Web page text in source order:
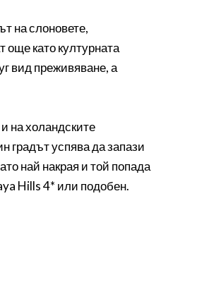
на слоновете,
още като културната
вид преживяване, а
на холандските
градът успява да запази
най накрая и той попада
Hills 4* или подобен.